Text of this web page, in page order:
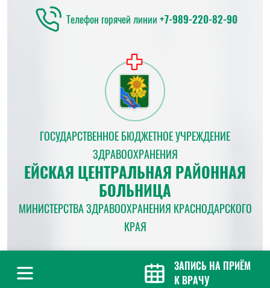
Телефон горячей линии +7-989-220-82-90
ГОСУДАРСТВЕННОЕ БЮДЖЕТНОЕ УЧРЕЖДЕНИЕ
ЗДРАВООХРАНЕНИЯ
ЕЙСКАЯ ЦЕНТРАЛЬНАЯ РАЙОННАЯ
БОЛЬНИЦА
МИНИСТЕРСТВА ЗДРАВООХРАНЕНИЯ КРАСНОДАРСКОГО
КРАЯ
ЗАПИСЬ НА ПРИЁМ
К ВРАЧУ